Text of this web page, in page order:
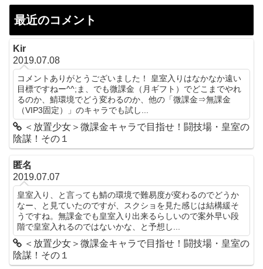
最近のコメント
Kir
2019.07.08
コメントありがとうございました！ 皇室入りはなかなか遠い
目標ですねー^^;ま、でも微課金（月ギフト）でどこまでやれ
るのか、鯖環境でどう変わるのか、他の「微課金⇒無課金
（VIP3固定）」のキャラでも試し...
＜放置少女＞微課金キャラで目指せ！闘技場・皇室の
陰謀！その１
匿名
2019.07.07
皇室入り、と言っても鯖の環境で難易度が変わるのでどうか
なー、と見ていたのですが、スクショを見た感じは結構緩そ
うですね。無課金でも皇室入り出来るらしいので案外早い段
階で皇室入れるのではないかな、と予想し...
＜放置少女＞微課金キャラで目指せ！闘技場・皇室の
陰謀！その１